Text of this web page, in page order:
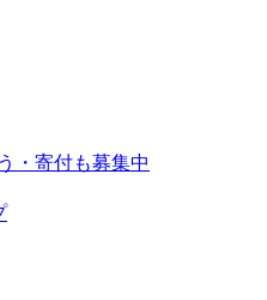
・寄付も募集中